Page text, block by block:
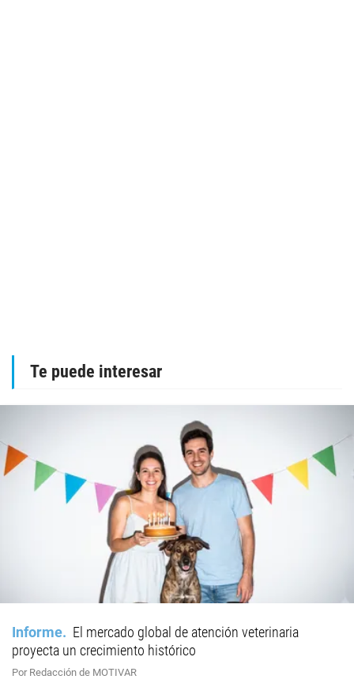
Te puede interesar
Informe
El mercado global de atención veterinaria
proyecta un crecimiento histórico
Por Redacción de MOTIVAR